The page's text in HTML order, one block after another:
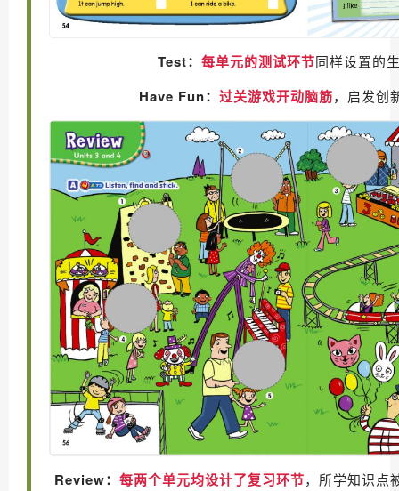
Test： 每单元的测试环节同样设置的
Have Fun：过关游戏开动脑筋，启发创
Review： 每两个单元均设计了复习环节，所学知识点